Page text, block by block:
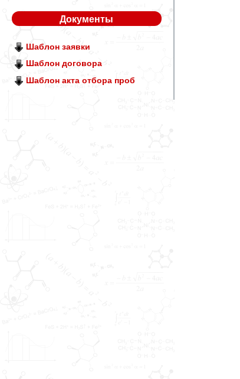
Документы
Шаблон заявки
Шаблон договора
Шаблон акта отбора проб